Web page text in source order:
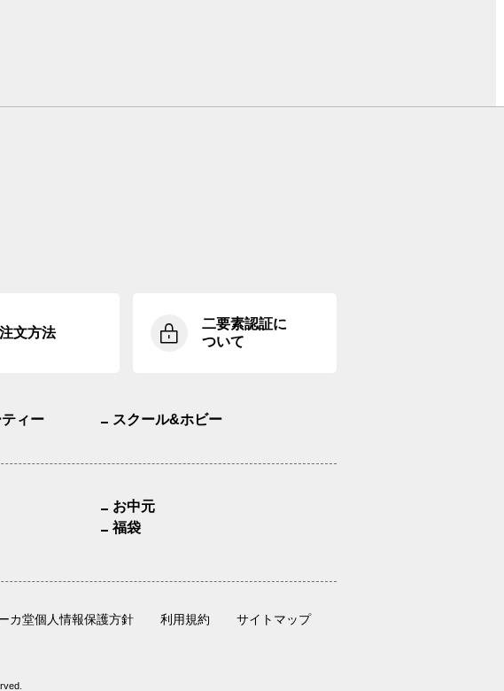
文方法
二要素認証に
ついて
ィー スクール&ホビー
お中元
福袋
カ堂個人情報保護方針 利用規約 サイトマップ